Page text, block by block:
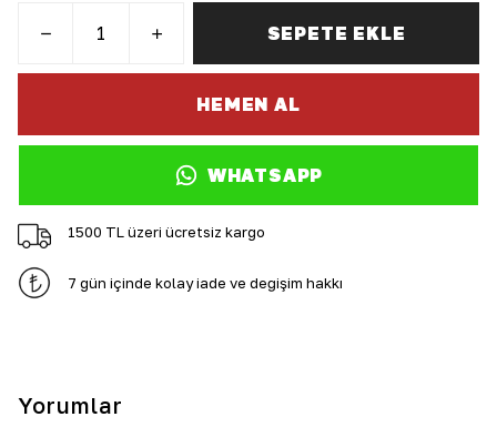
SEPETE EKLE
HEMEN AL
WHATSAPP
1500 TL üzeri ücretsiz kargo
7 gün içinde kolay iade ve değişim hakkı
Yorumlar